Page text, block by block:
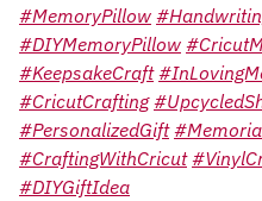
#MemoryPillow
#DIYMemoryPillow
#KeepsakeCraft
#CricutCrafting
#PersonalizedGift
#CraftingWithCricut
#DIYGiftIdea